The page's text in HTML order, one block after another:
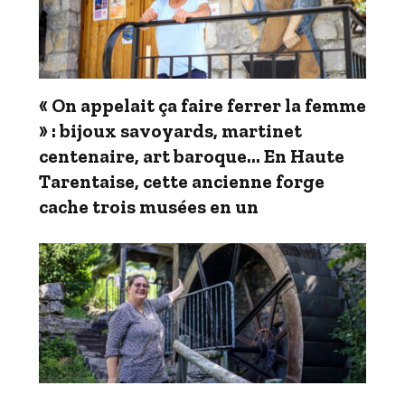
« On appelait ça faire ferrer la femme
» : bijoux savoyards, martinet
centenaire, art baroque… En Haute
Tarentaise, cette ancienne forge
cache trois musées en un